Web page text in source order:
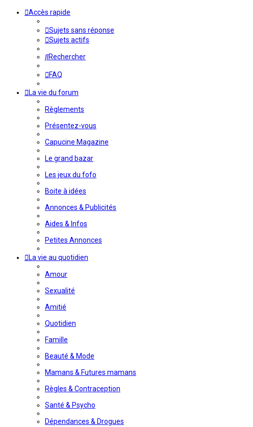
Accès rapide
Sujets sans réponse
Sujets actifs
Rechercher
FAQ
La vie du forum
Règlements
Présentez-vous
Capucine Magazine
Le grand bazar
Les jeux du fofo
Boite à idées
Annonces & Publicités
Aides & Infos
Petites Annonces
La vie au quotidien
Amour
Sexualité
Amitié
Quotidien
Famille
Beauté & Mode
Mamans & Futures mamans
Règles & Contraception
Santé & Psycho
Dépendances & Drogues